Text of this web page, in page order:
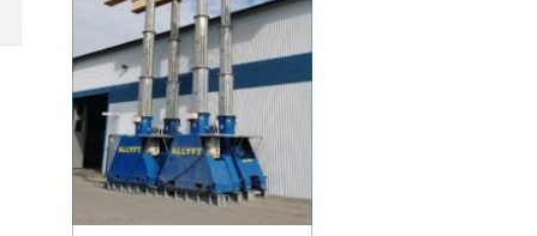
en kostnad, utan ett sätt
a...